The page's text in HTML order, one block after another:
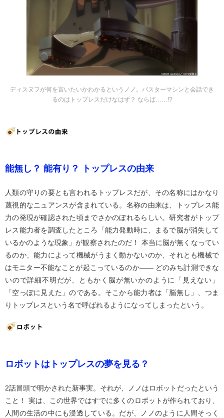
ディスヌフが何を言いたいかわかるというノノ。バスターマシンと会話でき
るのはトップレスだけなはず？ ならば……!?
能無し？ 能有り？ トップレスの由来
人類の守りの要とも言われるトップレスだが、その名称にはかなり
蔑視的なニュアンスが含まれている。名称の由来は、トップレス能
力の発現が確認された頃までさかのぼれるらしい。研究者がトップ
レス能力者を調査したところ「能力発動時に、まるで脳が消失して
いるかのような現象」が観察されたのだ！ 本当に脳が無くなってい
るのか、能力によって機械がうまく動かないのか、それとも機械で
はモニター不能なことが起こっているのか―― どのみち計測できな
いので詳細不明だが、ともかく脳が無いかのように「見えない」
「空っぽに見えた」のである。そこから能力者は「脳無し」、つま
りトップレスという名で呼ばれるようになってしまったという。
ロボットはトップレスの夢を見る？
2話冒頭で明かされた新事実。それが、ノノはロボットだったという
こと！ 実は、この世界ではすでに多くのロボットが作られており、
人間の生活の中にも浸透している。だが、ノノのように人間そっく